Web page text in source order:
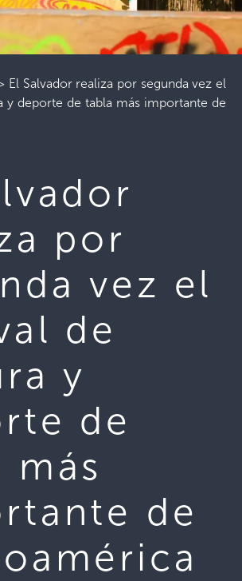
El Salvador realiza por segunda vez el
y deporte de tabla más importante de
por
vez el
de
y
de
más
de